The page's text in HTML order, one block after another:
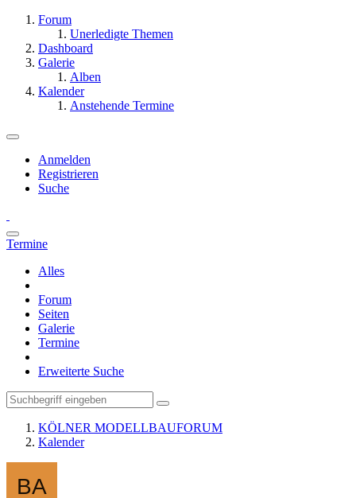
Forum
Unerledigte Themen
Dashboard
Galerie
Alben
Kalender
Anstehende Termine
Anmelden
Registrieren
Suche
Termine
Alles
Forum
Seiten
Galerie
Termine
Erweiterte Suche
KÖLNER MODELLBAUFORUM
Kalender